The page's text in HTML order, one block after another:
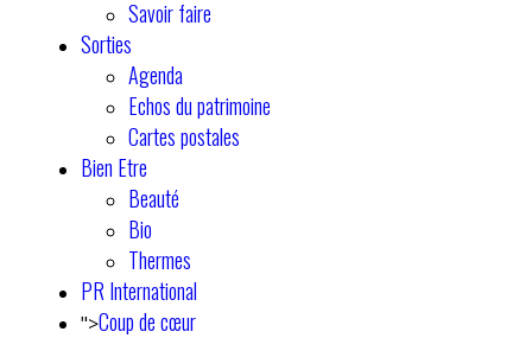
Savoir faire
Sorties
Agenda
Echos du patrimoine
Cartes postales
Bien Etre
Beauté
Bio
Thermes
PR International
">Coup de cœur